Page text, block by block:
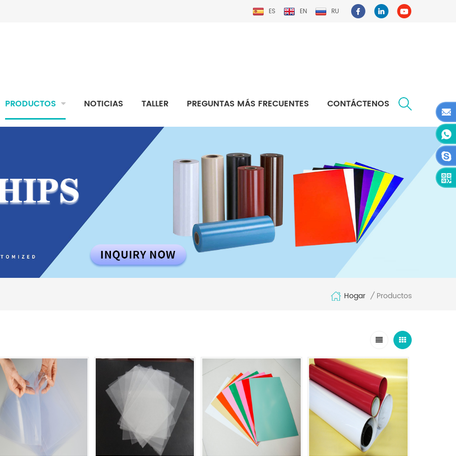
ES EN RU
PRODUCTOS NOTICIAS TALLER PREGUNTAS MÁS FRECUENTES CONTÁCTENOS
Hogar / Productos